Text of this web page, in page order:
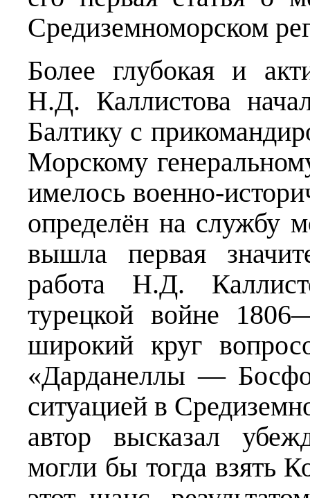
Средиземноморском
Более глубокая и
Н.Д. Каллистова
Балтику с
Морскому
имелось военно-
определён на службу
вышла первая
работа Н.Д.
турецкой войне
широкий круг
«Дарданеллы —
ситуацией в
автор высказал
могли бы тогда взять